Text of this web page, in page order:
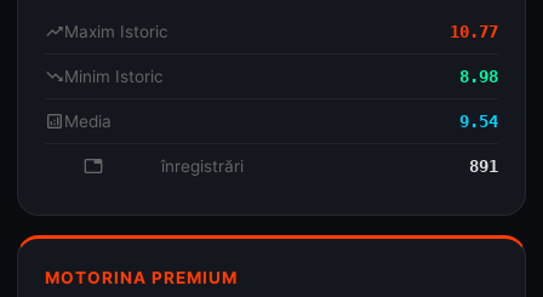
trending_upMaxim Istoric 10.77
trending_downMinim Istoric 8.98
analyticsMedia 9.54
database înregistrări 891
MOTORINA PREMIUM